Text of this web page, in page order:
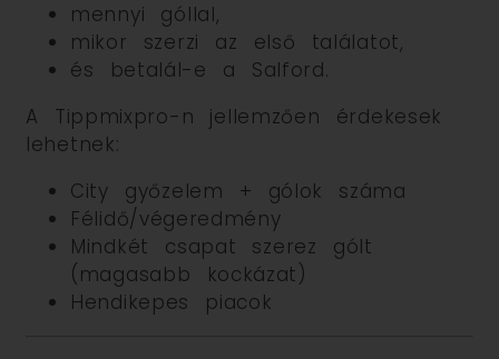
mennyi góllal,
mikor szerzi az első találatot,
és betalál-e a Salford.
A Tippmixpro-n jellemzően érdekesek
lehetnek:
City győzelem + gólok száma
Félidő/végeredmény
Mindkét csapat szerez gólt
(magasabb kockázat)
Hendikepes piacok